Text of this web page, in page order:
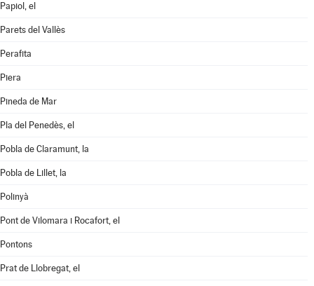
Papiol, el
Parets del Vallès
Perafita
Piera
Pineda de Mar
Pla del Penedès, el
Pobla de Claramunt, la
Pobla de Lillet, la
Polinyà
Pont de Vilomara i Rocafort, el
Pontons
Prat de Llobregat, el